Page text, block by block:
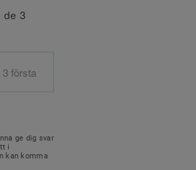
de 3
ge dig svar
i
kan komma